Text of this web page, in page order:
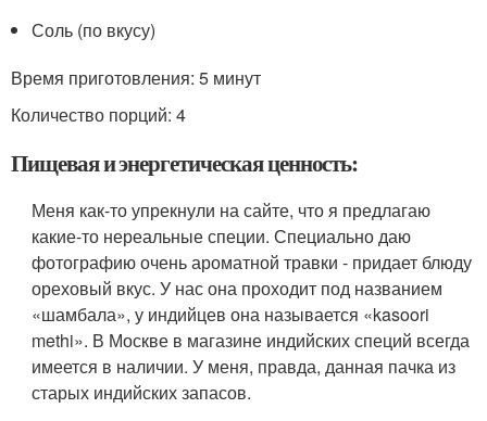
Соль (по вкусу)
Время приготовления: 5 минут
Количество порций: 4
Пищевая и энергетическая ценность:
Меня как-то упрекнули на сайте, что я предлагаю
какие-то нереальные специи. Специально даю
фотографию очень ароматной травки - придает блюду
ореховый вкус. У нас она проходит под названием
«шамбала», у индийцев она называется «kasoori
methi». В Москве в магазине индийских специй всегда
имеется в наличии. У меня, правда, данная пачка из
старых индийских запасов.